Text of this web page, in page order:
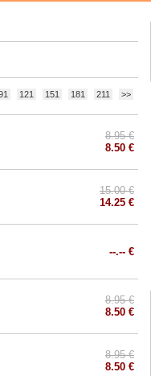
121 151 181 211 >>
8.95 €
8.50 €
15.00 €
14.25 €
--.-- €
8.95 €
8.50 €
8.95 €
8.50 €